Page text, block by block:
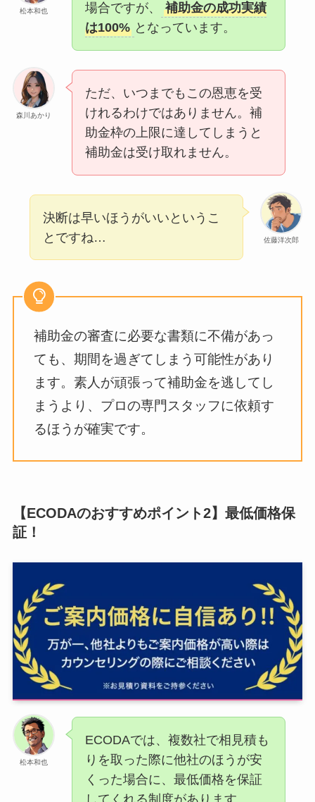
松本和也
場合ですが、
補助金の成功実績
は100% となっています。
森川あかり
ただ、いつまでもこの恩恵を受
けれるわけではありません。補
助金枠の上限に達してしまうと
補助金は受け取れません。
佐藤洋次郎
決断は早いほうがいいというこ
とですね…
補助金の審査に必要な書類に不備があっ
ても、期間を過ぎてしまう可能性があり
ます。素人が頑張って補助金を逃してし
まうより、プロの専門スタッフに依頼す
るほうが確実です。
【ECODAのおすすめポイント2】最低価格保
証！
松本和也
ECODAでは、複数社で相見積も
りを取った際に他社のほうが安
くった場合に、最低価格を保証
してくれる制度があります。